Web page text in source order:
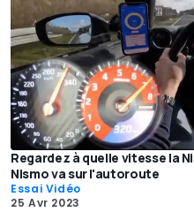
Regardez à quelle vitesse la
Nismo va sur l'autoroute
Essai Vidéo
25 Avr 2023